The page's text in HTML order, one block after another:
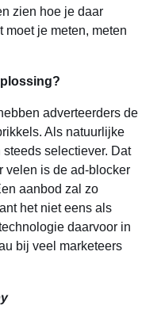
zien hoe je daar
moet je meten, meten
adverteerders de
Als natuurlijke
selectiever. Dat
velen is de ad-blocker
aanbod zal zo
het niet eens als
daarvoor in
bij veel marketeers